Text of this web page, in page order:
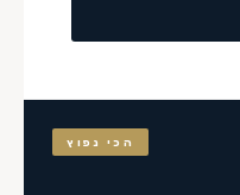
הכי נפוץ